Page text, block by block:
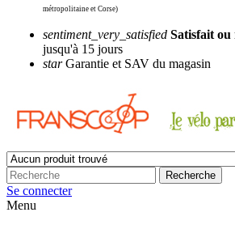
métropolitaine et Corse)
sentiment_very_satisfied Satisfait ou
jusqu'à 15 jours
starGarantie et SAV du magasin
Recherche
Se connecter
Menu